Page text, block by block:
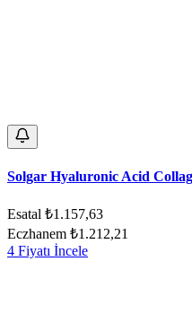
Solgar Hyaluronic Acid
Esatal ₺1.157,63
Eczhanem ₺1.212,21
4 Fiyatı İncele